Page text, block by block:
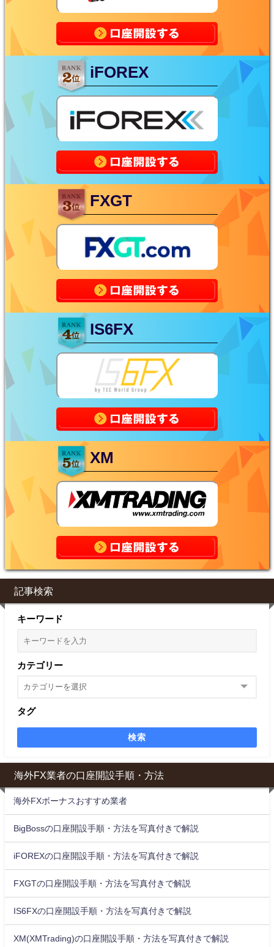
iFOREX
FXGT
IS6FX
XM
記事検索
キーワード
カテゴリー
タグ
検索
海外FX業者の口座開設手順・方法
海外FXボーナスおすすめ業者
BigBossの口座開設手順・方法を写真付きで解説
iFOREXの口座開設手順・方法を写真付きで解説
FXGTの口座開設手順・方法を写真付きで解説
IS6FXの口座開設手順・方法を写真付きで解説
XM(XMTrading)の口座開設手順・方法を写真付きで解説